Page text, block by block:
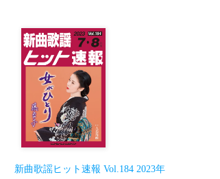
新曲歌謡ヒット速報 Vol.184 2023年